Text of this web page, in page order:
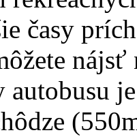
časy
nájsť
autobusu